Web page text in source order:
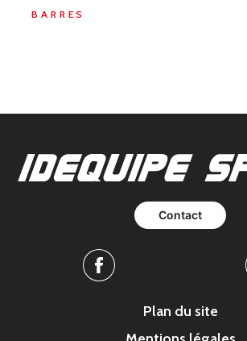
BARRES
Contact
Facebook
Plan du site